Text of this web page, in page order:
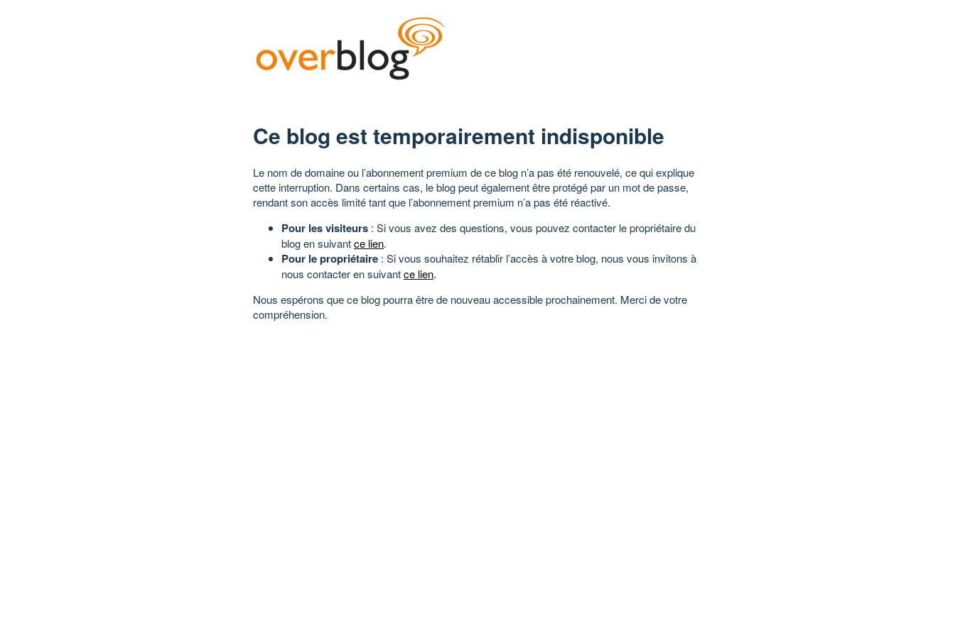
Ce blog est temporairement indisponible
Le nom de domaine ou l’abonnement premium de ce blog n’a pas été renouvelé, ce qui explique
cette interruption. Dans certains cas, le blog peut également être protégé par un mot de passe,
rendant son accès limité tant que l’abonnement premium n’a pas été réactivé.
Pour les visiteurs : Si vous avez des questions, vous pouvez contacter le propriétaire du
blog en suivantce lien.
Pour le propriétaire : Si vous souhaitez rétablir l’accès à votre blog, nous vous invitons à
nous contacter en suivantce lien.
Nous espérons que ce blog pourra être de nouveau accessible prochainement. Merci de votre
compréhension.